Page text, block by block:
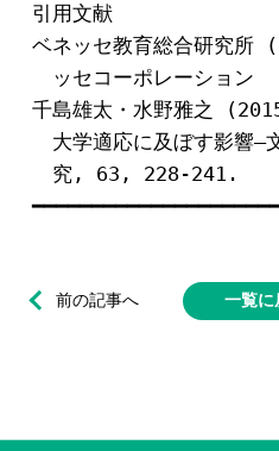
引用文献
ベネッセ教育総合研究所
ッセコーポレーション
千島雄太・水野雅之
大学適応に及ぼす影響―
究, 63, 228-241.
前の記事へ 一覧に